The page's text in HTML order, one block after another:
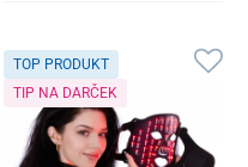
TOP PRODUKT
TIP NA DARČEK